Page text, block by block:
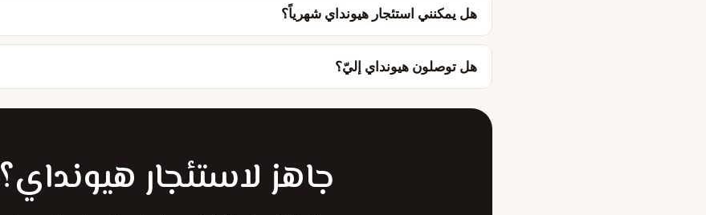
هل يمكنني استئجار هيونداي شهرياً؟
هل توصلون هيونداي إليّ؟
جاهز لاستئجار هيونداي؟